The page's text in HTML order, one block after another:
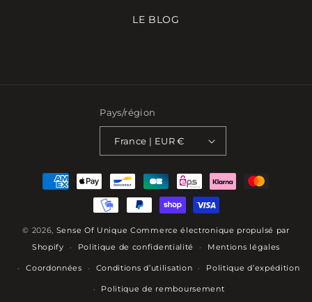
LE BLOG
Pays/région
France | EUR €
Moyens
© 2026, Sense Of Unique Commerce électronique propulsé par
Shopify
Politique de confidentialité Mentions légales
Coordonnées Conditions d’utilisation Politique d’expédition
Politique de remboursement